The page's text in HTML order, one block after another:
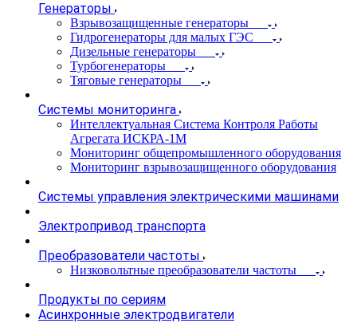
Генераторы
Взрывозащищенные генераторы
Гидрогенераторы для малых ГЭС
Дизельные генераторы
Турбогенераторы
Тяговые генераторы
Системы мониторинга
Интеллектуальная Система Контроля Работы
Агрегата ИСКРА-1М
Мониторинг общепромышленного оборудования
Мониторинг взрывозащищенного оборудования
Системы управления электрическими машинами
Электропривод транспорта
Преобразователи частоты
Низковольтные преобразователи частоты
Продукты по сериям
Асинхронные электродвигатели